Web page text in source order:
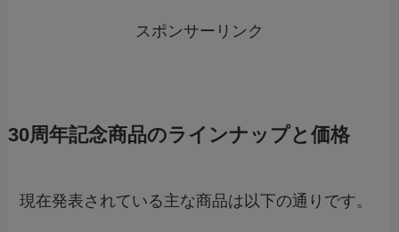
スポンサーリンク
30周年記念商品のラインナップと価格
現在発表されている主な商品は以下の通りです。